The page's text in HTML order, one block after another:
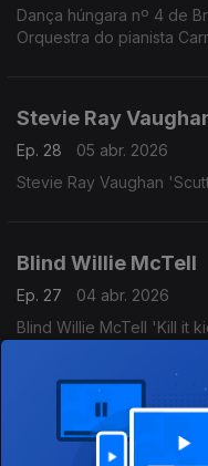
Dança húngara nº 4 de
Orquestra do pianista
Stevie Ray
Ep. 28
05 abr. 2026
Stevie Ray Vaughan
Blind Willie McTell
Ep. 27
04 abr. 2026
Blind Willie McTell 'Kill it
Mahalia Jackson
Ep. 26
29 mar. 2026